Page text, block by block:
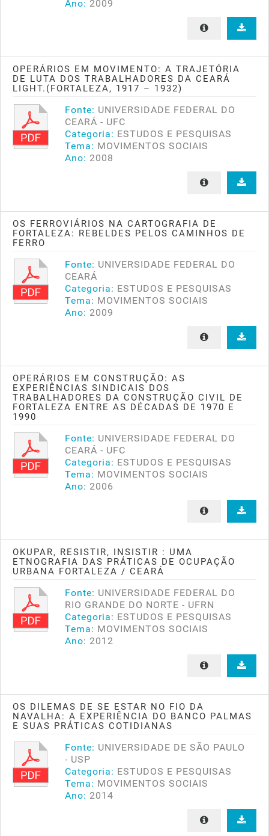
Ano: 2009
OPERÁRIOS EM MOVIMENTO: A TRAJETÓRIA
DE LUTA DOS TRABALHADORES DA CEARÁ
LIGHT.(FORTALEZA, 1917 – 1932)
Fonte: UNIVERSIDADE FEDERAL DO
CEARÁ - UFC
Categoria: ESTUDOS E PESQUISAS
Tema: MOVIMENTOS SOCIAIS
Ano: 2008
OS FERROVIÁRIOS NA CARTOGRAFIA DE
FORTALEZA: REBELDES PELOS CAMINHOS DE
FERRO
Fonte: UNIVERSIDADE FEDERAL DO
CEARÁ
Categoria: ESTUDOS E PESQUISAS
Tema: MOVIMENTOS SOCIAIS
Ano: 2009
OPERÁRIOS EM CONSTRUÇÃO: AS
EXPERIÊNCIAS SINDICAIS DOS
TRABALHADORES DA CONSTRUÇÃO CIVIL DE
FORTALEZA ENTRE AS DÉCADAS DE 1970 E
1990
Fonte: UNIVERSIDADE FEDERAL DO
CEARÁ - UFC
Categoria: ESTUDOS E PESQUISAS
Tema: MOVIMENTOS SOCIAIS
Ano: 2006
OKUPAR, RESISTIR, INSISTIR : UMA
ETNOGRAFIA DAS PRÁTICAS DE OCUPAÇÃO
URBANA FORTALEZA / CEARÁ
Fonte: UNIVERSIDADE FEDERAL DO
RIO GRANDE DO NORTE - UFRN
Categoria: ESTUDOS E PESQUISAS
Tema: MOVIMENTOS SOCIAIS
Ano: 2012
OS DILEMAS DE SE ESTAR NO FIO DA
NAVALHA: A EXPERIÊNCIA DO BANCO PALMAS
E SUAS PRÁTICAS COTIDIANAS
Fonte: UNIVERSIDADE DE SÃO PAULO
- USP
Categoria: ESTUDOS E PESQUISAS
Tema: MOVIMENTOS SOCIAIS
Ano: 2014